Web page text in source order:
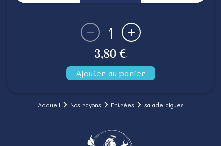
1
3,80 €
Ajouter au panier
Accueil Nos rayons Entrées salade algues